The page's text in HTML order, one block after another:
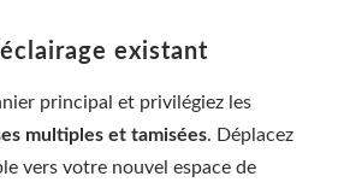
existant
principal et privilégiez les
multiples et tamisées. Déplacez
vers votre nouvel espace de